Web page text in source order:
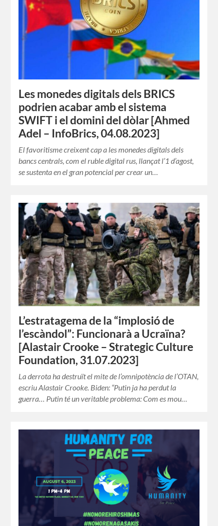
Les monedes digitals dels BRICS
podrien acabar amb el sistema
SWIFT i el domini del dòlar [Ahmed
Adel – InfoBrics, 04.08.2023]
El favoritisme creixent cap a les monedes digitals dels
bancs centrals, com el ruble digital rus, llançat l’1 d’agost,
se sustenta en el gran potencial per crear un…
L’estratagema de la “implosió de
l’escàndol”: Funcionarà a Ucraïna?
[Alastair Crooke – Strategic Culture
Foundation, 31.07.2023]
La derrota ha destruït el mite de l’omnipotència de l’OTAN,
escriu Alastair Crooke. Biden: “Putin ja ha perdut la
guerra… Putin té un veritable problema: Com es mou…